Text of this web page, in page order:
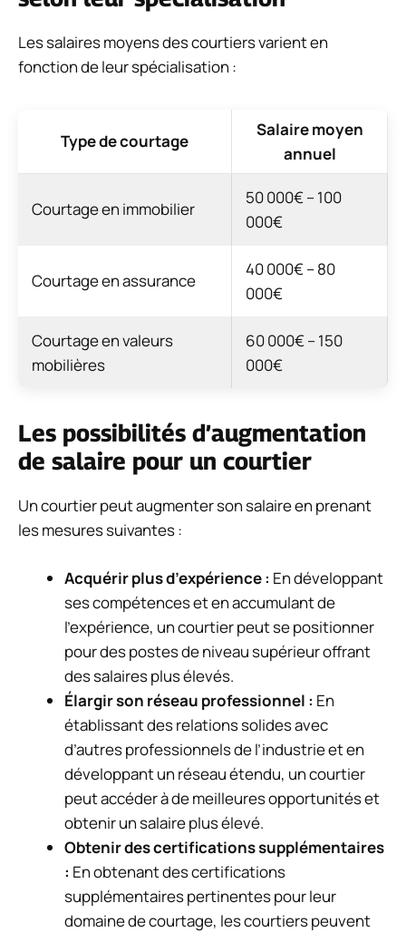
Les salaires moyens des courtiers varient en
fonction de leur spécialisation :
Type de courtage
Salaire moyen
annuel
Courtage en immobilier
50 000€ – 100
000€
Courtage en assurance
40 000€ – 80
000€
Courtage en valeurs
mobilières
60 000€ – 150
000€
Les possibilités d’augmentation
de salaire pour un courtier
Un courtier peut augmenter son salaire en prenant
les mesures suivantes :
Acquérir plus d’expérience : En développant
ses compétences et en accumulant de
l’expérience, un courtier peut se positionner
pour des postes de niveau supérieur offrant
des salaires plus élevés.
Élargir son réseau professionnel : En
établissant des relations solides avec
d’autres professionnels de l’industrie et en
développant un réseau étendu, un courtier
peut accéder à de meilleures opportunités et
obtenir un salaire plus élevé.
Obtenir des certifications supplémentaires
: En obtenant des certifications
supplémentaires pertinentes pour leur
domaine de courtage, les courtiers peuvent